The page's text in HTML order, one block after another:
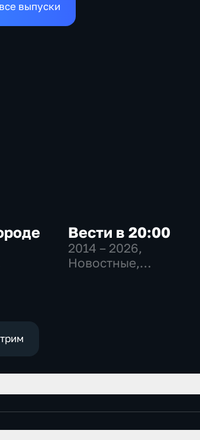
выпуски
Вести в 20:00
2014 – 2026,
Новостные,